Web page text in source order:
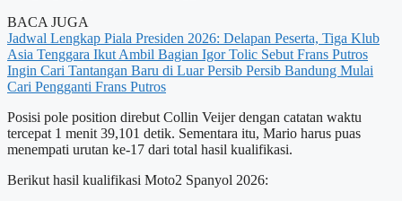
BACA JUGA
Jadwal Lengkap Piala Presiden 2026: Delapan Peserta, Tiga Klub
Asia Tenggara Ikut Ambil Bagian Igor Tolic Sebut Frans Putros
Ingin Cari Tantangan Baru di Luar Persib Persib Bandung Mulai
Cari Pengganti Frans Putros
Posisi pole position direbut Collin Veijer dengan catatan waktu
tercepat 1 menit 39,101 detik. Sementara itu, Mario harus puas
menempati urutan ke-17 dari total hasil kualifikasi.
Berikut hasil kualifikasi Moto2 Spanyol 2026: